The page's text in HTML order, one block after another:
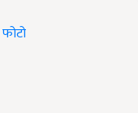
फोटो